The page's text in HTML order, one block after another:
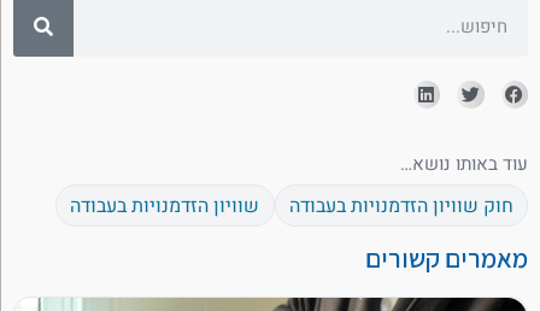
עוד באותו נושא…
חוק שוויון הזדמנויות בעבודה שוויון הזדמנויות בעבודה
מאמרים קשורים